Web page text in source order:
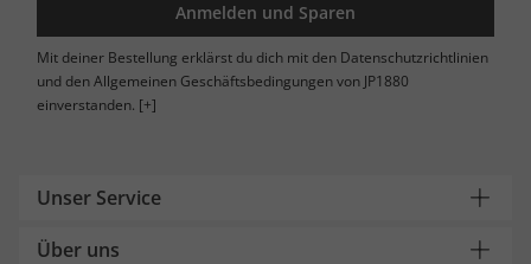
Anmelden und Sparen
Mit deiner Bestellung erklärst du dich mit den Datenschutzrichtlinien
und den Allgemeinen Geschäftsbedingungen von JP1880
einverstanden. [+]
Unser Service
Über uns